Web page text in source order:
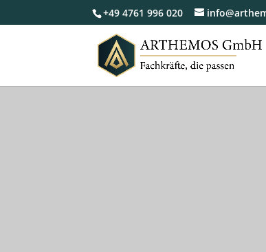
+49 4761 996 020